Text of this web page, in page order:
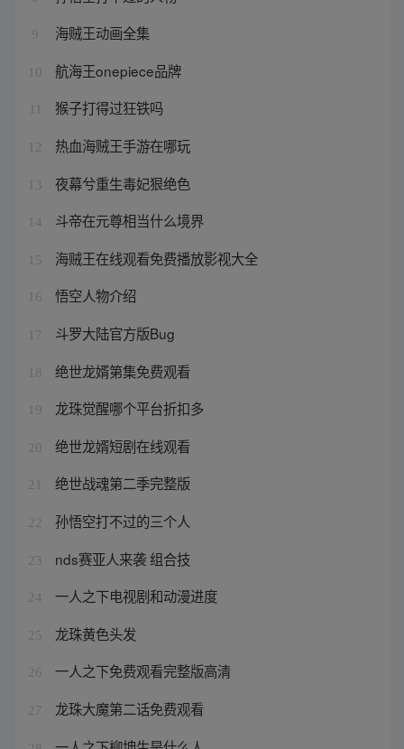
9 海贼王动画全集
10 航海王onepiece品牌
猴子打得过狂铁吗
12 热血海贼王手游在哪玩
13 夜幕兮重生毒妃狠绝色
14 斗帝在元尊相当什么境界
15 海贼王在线观看免费播放影视大全
16 悟空人物介绍
17 斗罗大陆官方版Bug
18 绝世龙婿第集免费观看
19 龙珠觉醒哪个平台折扣多
20 绝世龙婿短剧在线观看
21 绝世战魂第二季完整版
22 孙悟空打不过的三个人
23 nds赛亚人来袭 组合技
24 一人之下电视剧和动漫进度
25 龙珠黄色头发
26 一人之下免费观看完整版高清
27 龙珠大魔第二话免费观看